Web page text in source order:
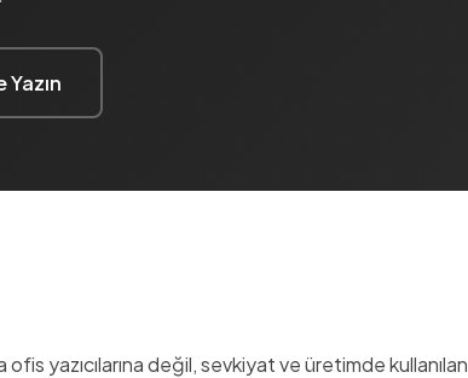
yazıcılarına değil, sevkiyat ve üretimde kullanılan